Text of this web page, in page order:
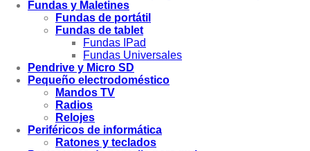
Fundas y Maletines
Fundas de portátil
Fundas de tablet
Fundas IPad
Fundas Universales
Pendrive y Micro SD
Pequeño electrodoméstico
Mandos TV
Radios
Relojes
Periféricos de informática
Ratones y teclados